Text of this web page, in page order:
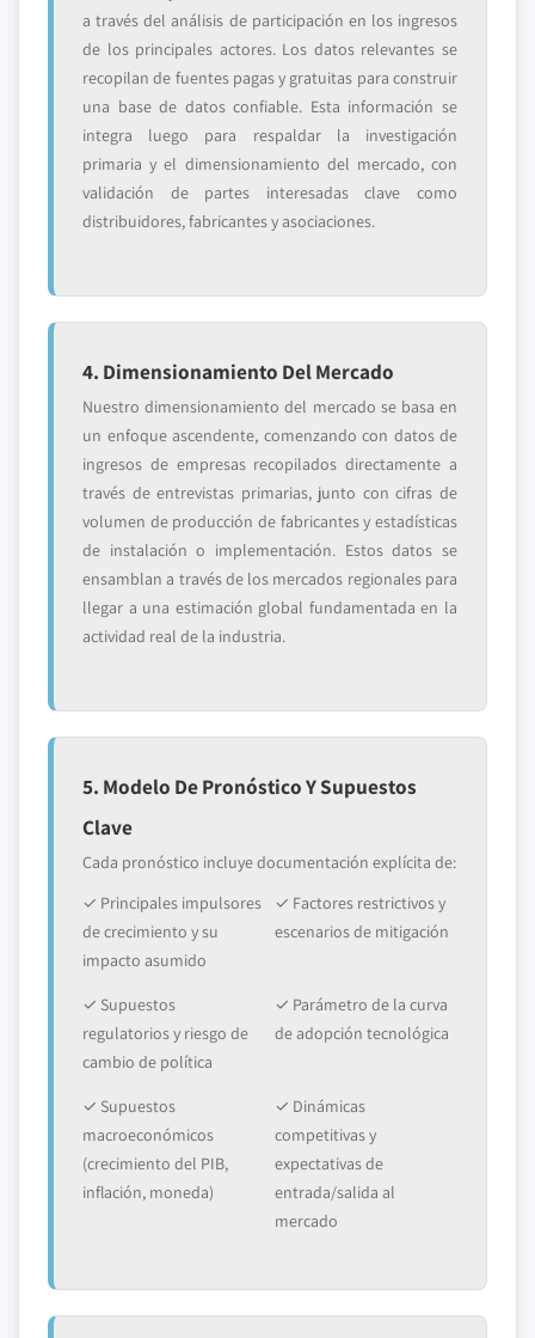
a través del análisis de participación en los ingresos
de los principales actores. Los datos relevantes se
recopilan de fuentes pagas y gratuitas para construir
una base de datos confiable. Esta información se
integra luego para respaldar la investigación
primaria y el dimensionamiento del mercado, con
validación de partes interesadas clave como
distribuidores, fabricantes y asociaciones.
4. Dimensionamiento Del Mercado
Nuestro dimensionamiento del mercado se basa en
un enfoque ascendente, comenzando con datos de
ingresos de empresas recopilados directamente a
través de entrevistas primarias, junto con cifras de
volumen de producción de fabricantes y estadísticas
de instalación o implementación. Estos datos se
ensamblan a través de los mercados regionales para
llegar a una estimación global fundamentada en la
actividad real de la industria.
5. Modelo De Pronóstico Y Supuestos
Clave
Cada pronóstico incluye documentación explícita de:
✓ Principales impulsores
de crecimiento y su
impacto asumido
✓ Factores restrictivos y
escenarios de mitigación
✓ Supuestos
regulatorios y riesgo de
cambio de política
✓ Parámetro de la curva
de adopción tecnológica
✓ Supuestos
macroeconómicos
(crecimiento del PIB,
inflación, moneda)
✓ Dinámicas
competitivas y
expectativas de
entrada/salida al
mercado